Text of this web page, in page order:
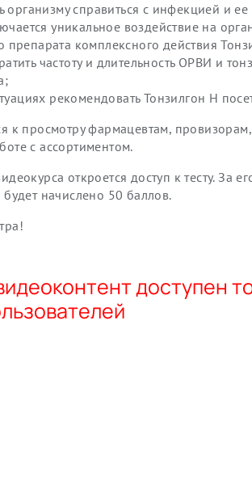
организму справиться с инфекцией и
уникальное воздействие на
препарата комплексного действия
частоту и длительность ОРВИ и
рекомендовать Тонзилгон Н
к просмотру фармацевтам,
с ассортиментом.
откроется доступ к тесту. За
начислено 50 баллов.
доступен